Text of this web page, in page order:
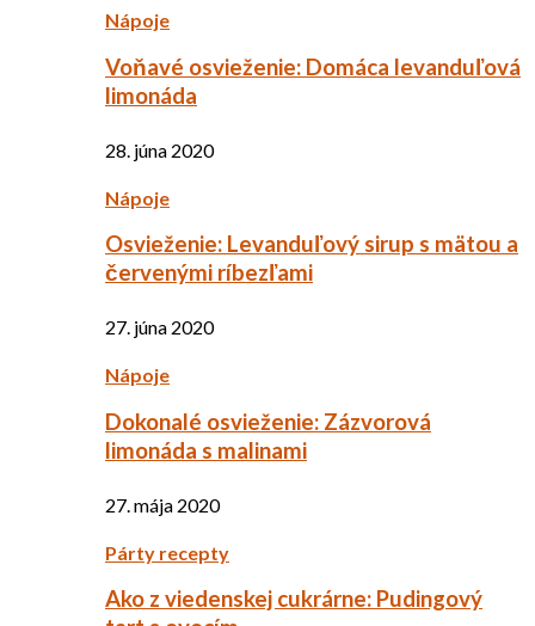
Nápoje
Voňavé osvieženie: Domáca levanduľová
limonáda
28. júna 2020
Nápoje
Osvieženie: Levanduľový sirup s mätou a
červenými ríbezľami
27. júna 2020
Nápoje
Dokonalé osvieženie: Zázvorová
limonáda s malinami
27. mája 2020
Párty recepty
Ako z viedenskej cukrárne: Pudingový